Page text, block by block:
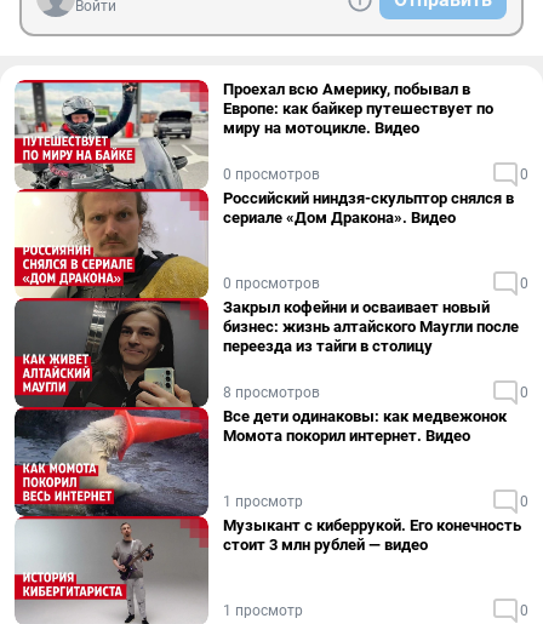
Войти
Проехал всю Америку, побывал в
Европе: как байкер путешествует по
миру на мотоцикле. Видео
0 просмотров 0
Российский ниндзя-скульптор снялся в
сериале «Дом Дракона». Видео
0 просмотров 0
Закрыл кофейни и осваивает новый
бизнес: жизнь алтайского Маугли после
переезда из тайги в столицу
8 просмотров 0
Все дети одинаковы: как медвежонок
Момота покорил интернет. Видео
1 просмотр 0
Музыкант с киберрукой. Его конечность
стоит 3 млн рублей — видео
1 просмотр 0